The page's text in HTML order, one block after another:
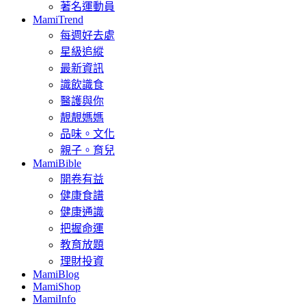
著名運動員
MamiTrend
每週好去處
星級追縱
最新資訊
識飲識食
醫護與你
靚靚媽媽
品味。文化
親子。育兒
MamiBible
開卷有益
健康食譜
健康通識
把握命運
教育放題
理財投資
MamiBlog
MamiShop
MamiInfo